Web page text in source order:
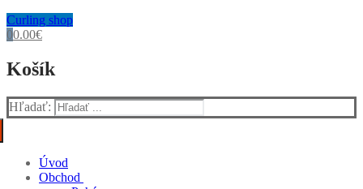
Curling shop
00.00€
Košík
Hľadať:
Úvod
Obchod